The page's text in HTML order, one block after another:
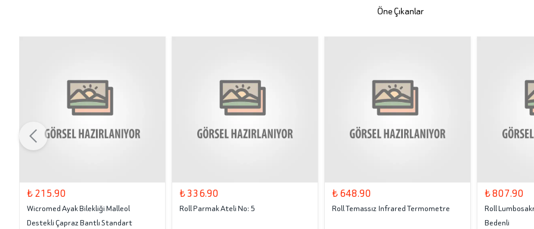
Öne Çıkanlar
₺ 215.90
Wicromed Ayak Bilekliği Malleol
Destekli Çapraz Bantlı Standart
₺ 336.90
Roll Parmak Ateli No: 5
₺ 648.90
Roll Temassız Infrared Termometre
₺ 807.90
Roll
Bedenli